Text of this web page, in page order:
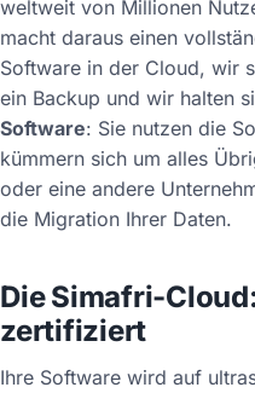
weltweit von Millionen
macht daraus einen
Software in der Cloud, wir
ein Backup und wir halten
Software: Sie nutzen die
kümmern sich um alles
oder eine andere
die Migration Ihrer Daten.
Die Simafri-
zertifiziert
Ihre Software wird auf